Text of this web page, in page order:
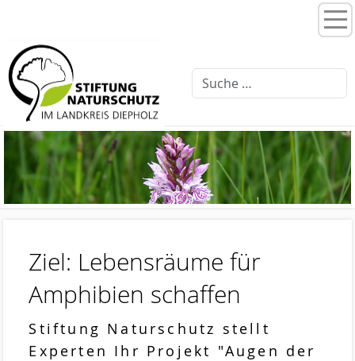
Home
Stiftungsprogramme
Moorentwicklung 3.0
Schlattprogramm
Fließgewässerrenaturierung
Ellernbäke
Brammer Bach
Feuchtwiesenpflege
Artenschutz
Ziel: Lebensräume für
Amphibien schaffen
Stiftung Naturschutz stellt
Experten Ihr Projekt "Augen der